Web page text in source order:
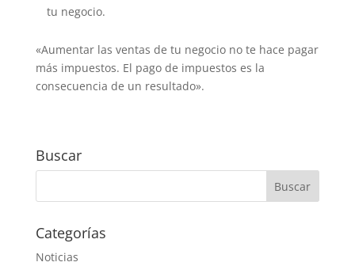
tu negocio.
«Aumentar las ventas de tu negocio no te hace pagar
más impuestos. El pago de impuestos es la
consecuencia de un resultado».
Buscar
Categorías
Noticias